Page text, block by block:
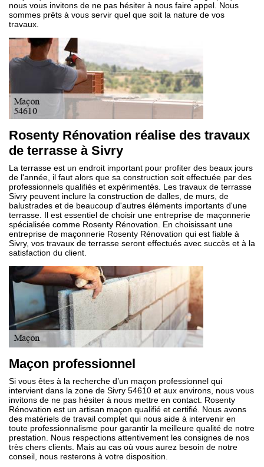
nous vous invitons de ne pas hésiter à nous faire appel. Nous
sommes prêts à vous servir quel que soit la nature de vos
travaux.
Rosenty Rénovation réalise des travaux
de terrasse à Sivry
La terrasse est un endroit important pour profiter des beaux jours
de l'année, il faut alors que sa construction soit effectuée par des
professionnels qualifiés et expérimentés. Les travaux de terrasse
Sivry peuvent inclure la construction de dalles, de murs, de
balustrades et de beaucoup d'autres éléments importants d'une
terrasse. Il est essentiel de choisir une entreprise de maçonnerie
spécialisée comme Rosenty Rénovation. En choisissant une
entreprise de maçonnerie Rosenty Rénovation qui est fiable à
Sivry, vos travaux de terrasse seront effectués avec succès et à la
satisfaction du client.
Maçon professionnel
Si vous êtes à la recherche d’un maçon professionnel qui
intervient dans la zone de Sivry 54610 et aux environs, nous vous
invitons de ne pas hésiter à nous mettre en contact. Rosenty
Rénovation est un artisan maçon qualifié et certifié. Nous avons
des matériels de travail complet qui nous aide à intervenir en
toute professionnalisme pour garantir la meilleure qualité de notre
prestation. Nous respections attentivement les consignes de nos
très chers clients. Mais au cas où vous aurez besoin de notre
conseil, nous resterons à votre disposition.